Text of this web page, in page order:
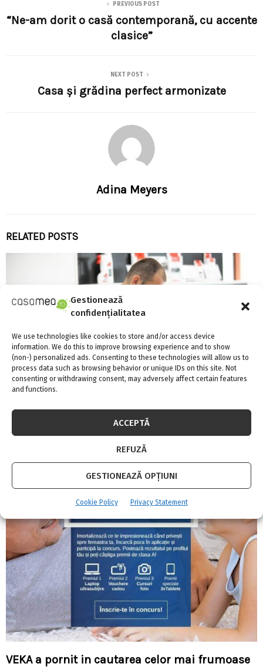
Gestionează
confidențialitatea
We use technologies like cookies to store and/or access device
information. We do this to improve browsing experience and to show
(non-) personalized ads. Consenting to these technologies will allow us to
process data such as browsing behavior or unique IDs on this site. Not
consenting or withdrawing consent, may adversely affect certain features
and functions.
ACCEPTĂ
REFUZĂ
GESTIONEAZĂ OPȚIUNI
Cookie Policy Privacy Statement
PREVIOUS POST
“Ne-am dorit o casă contemporană, cu accente
clasice”
NEXT POST
Casa şi grădina perfect armonizate
Adina Meyers
RELATED POSTS
Miele deschide cel de-al patrulea showroom
propriu, în Timișoara
VEKA a pornit in cautarea celor mai frumoase